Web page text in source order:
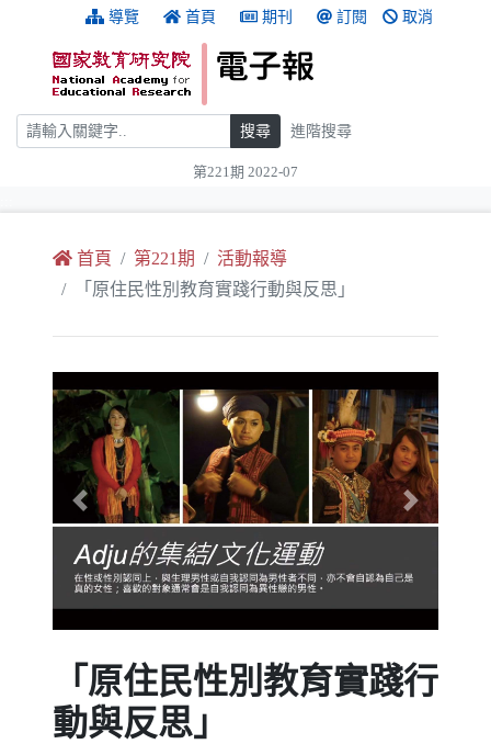
跳到主要內容 導覽 首頁 期刊 訂閱 取消
搜尋 搜尋 進階搜尋
第221期 2022-07
首頁 第221期
活動報導
「原住民性別教育實踐行動與反思」
Previous Next
「原住民性別教育實踐行
動與反思」